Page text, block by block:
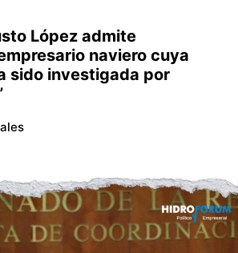
López admite
naviero cuya
sido investigada por